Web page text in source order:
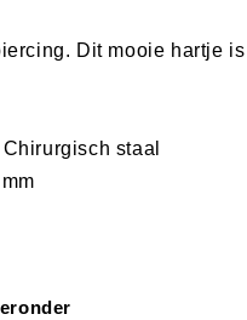
Dit mooie hartje
staal